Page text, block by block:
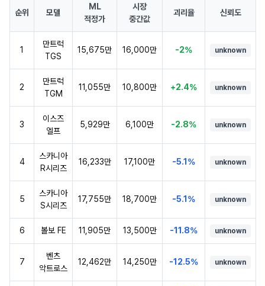
순위 모델
ML
적정가
시장
중간값
괴리율 신뢰도
1
만트럭
TGS
15,675만 16,000만 -2% unknown
2
만트럭
TGM
11,055만 10,800만 +2.4% unknown
3
이스즈
엘프
5,929만 6,100만 -2.8% unknown
4
스카니아
R시리즈
16,233만 17,100만 -5.1% unknown
5
스카니아
S시리즈
17,755만 18,700만 -5.1% unknown
6 볼보 FE 11,905만 13,500만 -11.8% unknown
7
벤츠
악트로스
12,462만 14,250만 -12.5% unknown